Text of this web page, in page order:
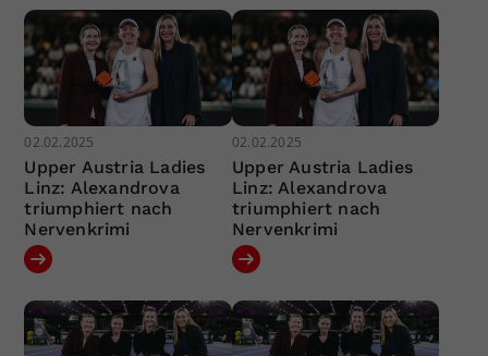
02.02.2025
Upper Austria Ladies
Linz: Alexandrova
triumphiert nach
Nervenkrimi
02.02.2025
Upper Austria Ladies
Linz: Alexandrova
triumphiert nach
Nervenkrimi